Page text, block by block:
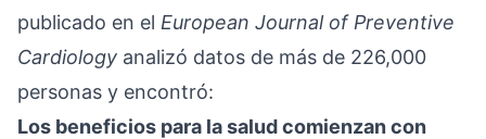
publicado en el European Journal of Preventive
Cardiology analizó datos de más de 226,000
personas y encontró:
Los beneficios para la salud comienzan con